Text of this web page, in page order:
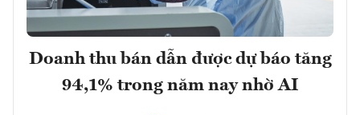
Doanh thu bán dẫn được dự báo tăng
94,1% trong năm nay nhờ AI